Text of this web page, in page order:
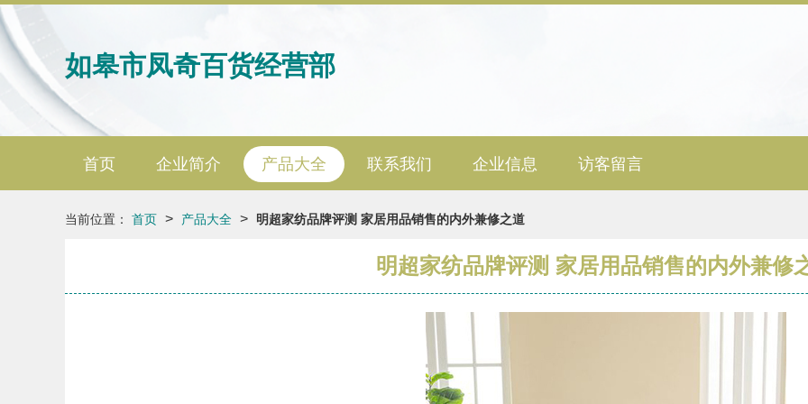
如皋市凤奇百货经营部
首页 企业简介 产品大全 联系我们 企业信息 访客留言
当前位置： 首页 > 产品大全 > 明超家纺品牌评测 家居用品销售的内外兼修之道
明超家纺品牌评测 家居用品销售的内外兼修